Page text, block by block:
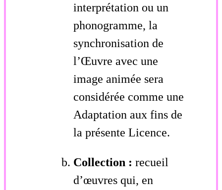
interprétation ou un
phonogramme, la
synchronisation de
l’Œuvre avec une
image animée sera
considérée comme une
Adaptation aux fins de
la présente Licence.
Collection : recueil
d’œuvres qui, en